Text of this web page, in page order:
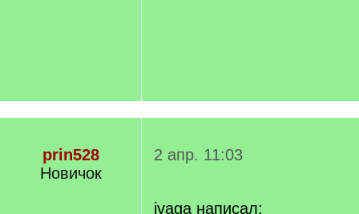
prin528
Новичок
2 апр. 11:03
ivaga написал: